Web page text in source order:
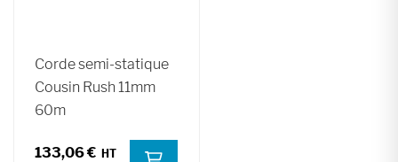
Corde semi-statique
Cousin Rush 11mm
60m
133,06 €